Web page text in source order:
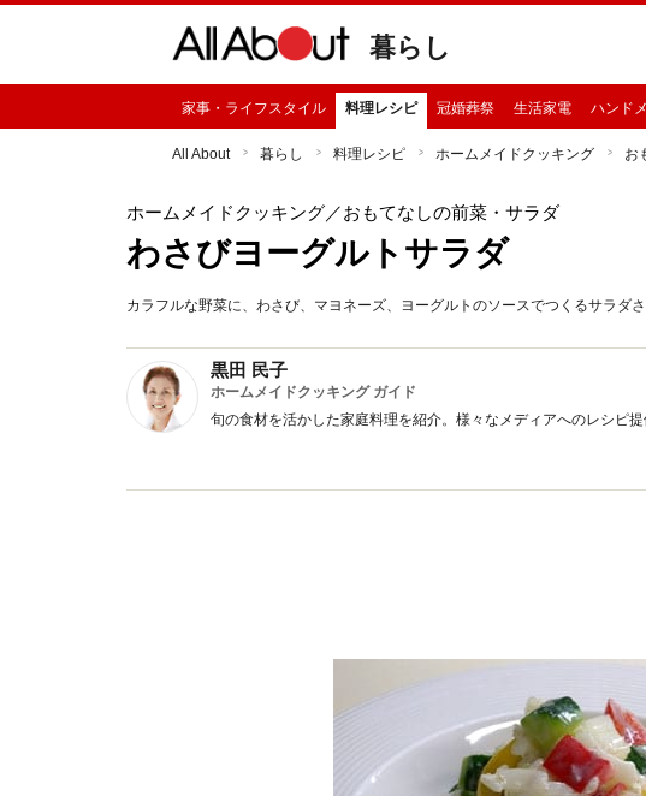
暮らし
家事・ライフスタイル 料理レシピ 冠婚葬祭 生活家電 ハンド
All About 暮らし 料理レシピ ホームメイドクッキング お
ホームメイドクッキング／おもてなしの前菜・サラダ
わさびヨーグルトサラダ
カラフルな野菜に、わさび、マヨネーズ、ヨーグルトのソースでつくるサラダ
黒田 民子
ホームメイドクッキング ガイド
旬の食材を活かした家庭料理を紹介。様々なメディアへのレシピ提